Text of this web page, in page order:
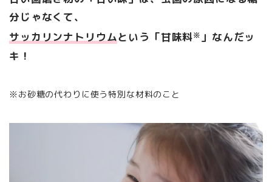
分じゃなくて、
サッカリンナトリウムという「甘味料※ 」なんだッ
キ！
※お砂糖の代わりに使う特別な材料のこと